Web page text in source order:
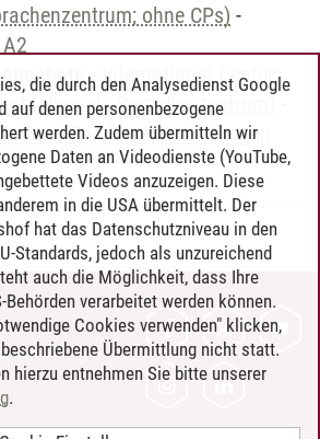
ohne CPs) -
- International Center:
(ehemals Sprachenzentrum)
und Sonderveranstaltungen
die durch den Analysedienst Google
auf denen personenbezogene
werden. Zudem übermitteln wir
Daten an Videodienste (YouTube,
Videos anzuzeigen. Diese
in die USA übermittelt. Der
hat das Datenschutzniveau in den
Standards, jedoch als unzureichend
auch die Möglichkeit, dass Ihre
Behörden verarbeitet werden können.
Cookies verwenden" klicken,
Übermittlung nicht statt.
hierzu entnehmen Sie bitte unserer
.